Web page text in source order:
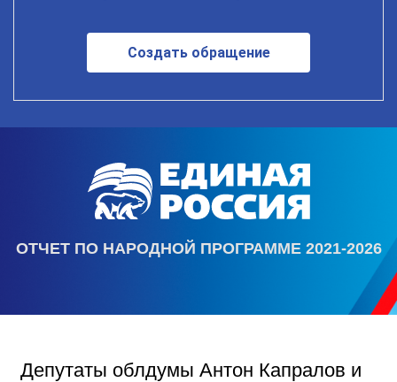
Создать обращение
ОТЧЕТ ПО НАРОДНОЙ ПРОГРАММЕ 2021-2026
Депутаты облдумы Антон Капралов и